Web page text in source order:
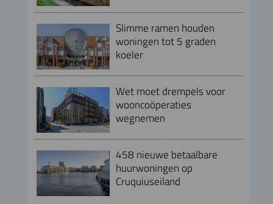
Slimme ramen houden
woningen tot 5 graden
koeler
Wet moet drempels voor
wooncoöperaties
wegnemen
458 nieuwe betaalbare
huurwoningen op
Cruquiuseiland